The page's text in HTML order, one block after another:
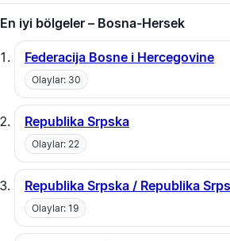
En iyi bölgeler – Bosna-Hersek
Federacija Bosne i Hercegovine
Olaylar: 30
Republika Srpska
Olaylar: 22
Republika Srpska / Republika
Olaylar: 19